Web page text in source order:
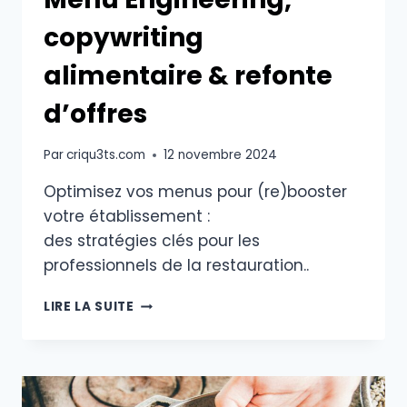
copywriting
alimentaire & refonte
d’offres
Parcriqu3ts.com 12 novembre 2024
Optimisez vos menus pour (re)booster
votre établissement :
des stratégies clés pour les
professionnels de la restauration..
LIRE LA SUITE MENU
&
REFONTE